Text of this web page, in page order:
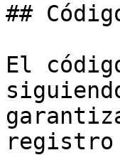
##
El
registro